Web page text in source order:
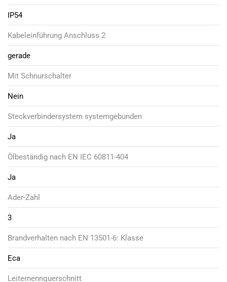
IP54
Kabeleinführung Anschluss 2
gerade
Mit Schnurschalter
Nein
Steckverbindersystem systemgebunden
Ja
Ölbeständig nach EN IEC 60811-404
Ja
Ader-Zahl
3
Brandverhalten nach EN 13501-6: Klasse
Eca
Leiternennquerschnitt